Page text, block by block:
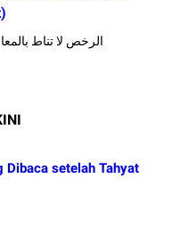
Dibaca setelah Tahyat